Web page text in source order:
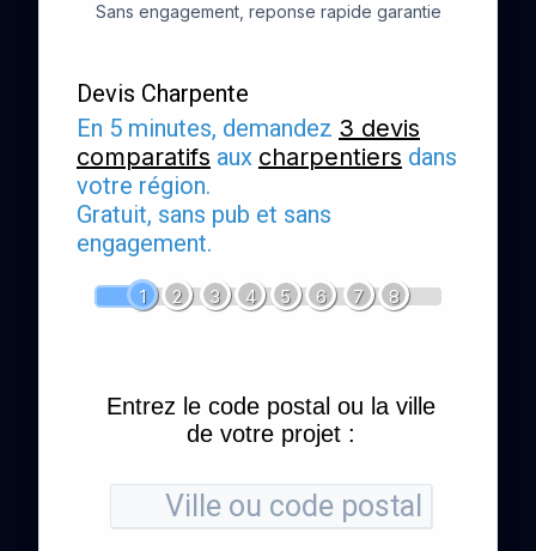
Sans engagement, reponse rapide garantie
Devis Charpente
En 5 minutes, demandez 3 devis
comparatifs aux charpentiers dans
votre région.
Gratuit, sans pub et sans
engagement.
1 2 3 4 5 6 7 8
Entrez le code postal ou la ville
de votre projet :